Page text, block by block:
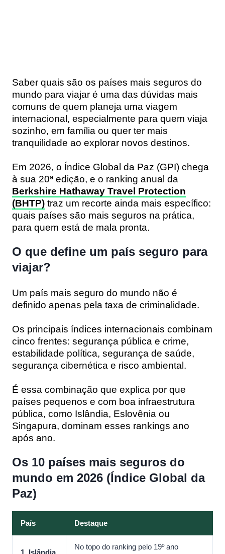
Saber quais são os países mais seguros do
mundo para viajar é uma das dúvidas mais
comuns de quem planeja uma viagem
internacional, especialmente para quem viaja
sozinho, em família ou quer ter mais
tranquilidade ao explorar novos destinos.
Em 2026, o Índice Global da Paz (GPI) chega
à sua 20ª edição, e o ranking anual da
Berkshire Hathaway Travel Protection
(BHTP) traz um recorte ainda mais específico:
quais países são mais seguros na prática,
para quem está de mala pronta.
O que define um país seguro para
viajar?
Um país mais seguro do mundo não é
definido apenas pela taxa de criminalidade.
Os principais índices internacionais combinam
cinco frentes: segurança pública e crime,
estabilidade política, segurança de saúde,
segurança cibernética e risco ambiental.
É essa combinação que explica por que
países pequenos e com boa infraestrutura
pública, como Islândia, Eslovênia ou
Singapura, dominam esses rankings ano
após ano.
Os 10 países mais seguros do
mundo em 2026 (Índice Global da
Paz)
País Destaque
1. Islândia
No topo do ranking pelo 19º ano